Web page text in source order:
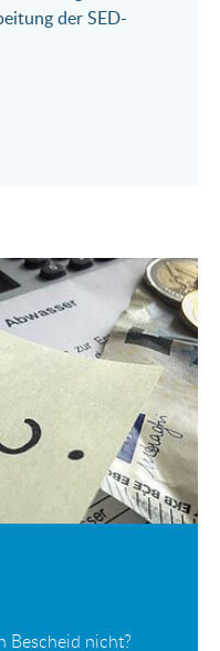
der SED-
Bescheid nicht?